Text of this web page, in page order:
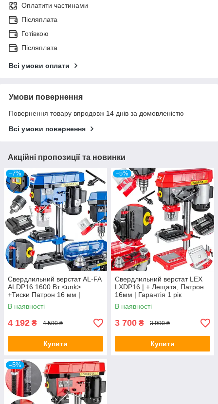
Оплатити частинами
Післяплата
Готівкою
Післяплата
Всі умови оплати
Умови повернення
Повернення товару впродовж 14 днів за домовленістю
Всі умови повернення
Акційні пропозиції та новинки
–7%
Свердлильний верстат AL-FA
ALDP16 1600 Вт <unk>
+Тиски Патрон 16 мм |
Гарантія 1 рік
В наявності
4 192 ₴ 4 500 ₴
Купити
–5%
Свердлильний верстат LEX
LXDP16 | + Лещата, Патрон
16мм | Гарантія 1 рік
В наявності
3 700 ₴ 3 900 ₴
Купити
–5%